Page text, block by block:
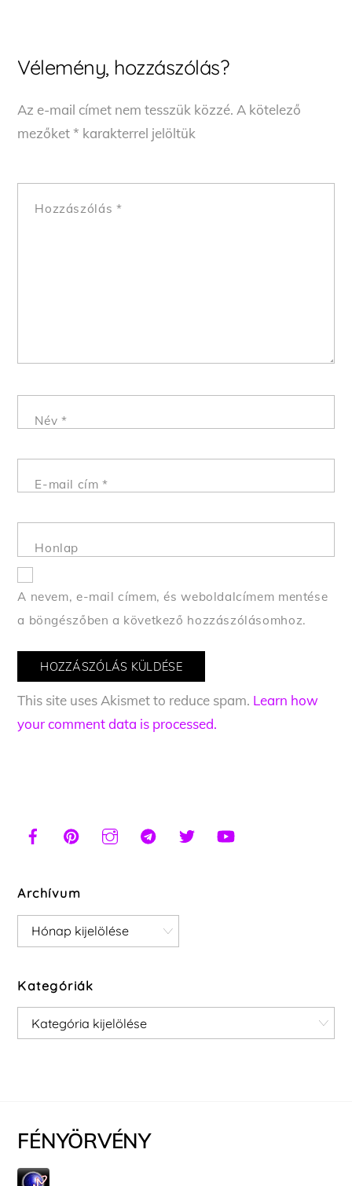
Vélemény, hozzászólás?
Az e-mail címet nem tesszük közzé. A kötelező
mezőket* karakterrel jelöltük
Hozzászólás *
Név *
E-mail cím*
Honlap
A nevem, e-mail címem, és weboldalcímem mentése
a böngészőben a következő hozzászólásomhoz.
This site uses Akismet to reduce spam. Learn how
your comment data is processed.
Archívum
Archívum
Kategóriák
Kategóriák
FÉNYÖRVÉNY